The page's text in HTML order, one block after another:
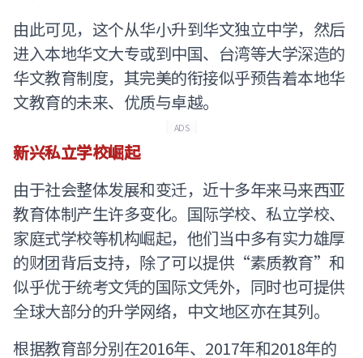
由此可见，这个从华小升到华文独立中学，然后
进入本地华文大专或到中国、台湾等大学深造的
华文教育制度，其完美的衔接似乎预告着本地华
文教育的未来、优质与卓越。
ADS
新兴私立学校崛起
由于社会整体发展和变迁，近十多年来马来西亚
教育体制产生许多变化。国际学校、私立学校、
家庭式学校等机构崛起，他们当中多有实力雄厚
的财团背后支持，除了可以提供“素质教育”和
似乎优于统考文凭的国际文凭外，同时也可提供
全球大部分的升学网络，中文地区亦在其列。
根据教育部分别在2016年、2017年和2018年的